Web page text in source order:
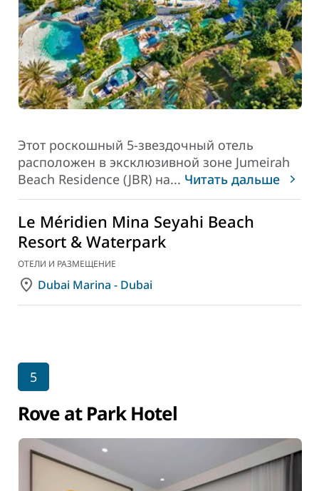
Этот роскошный 5-звездочный отель
расположен в эксклюзивной зоне Jumeirah
Beach Residence (JBR) на... Читать дальше
Le Méridien Mina Seyahi Beach
Resort & Waterpark
ОТЕЛИ И РАЗМЕЩЕНИЕ
Dubai Marina - Dubai
5
Rove at Park Hotel